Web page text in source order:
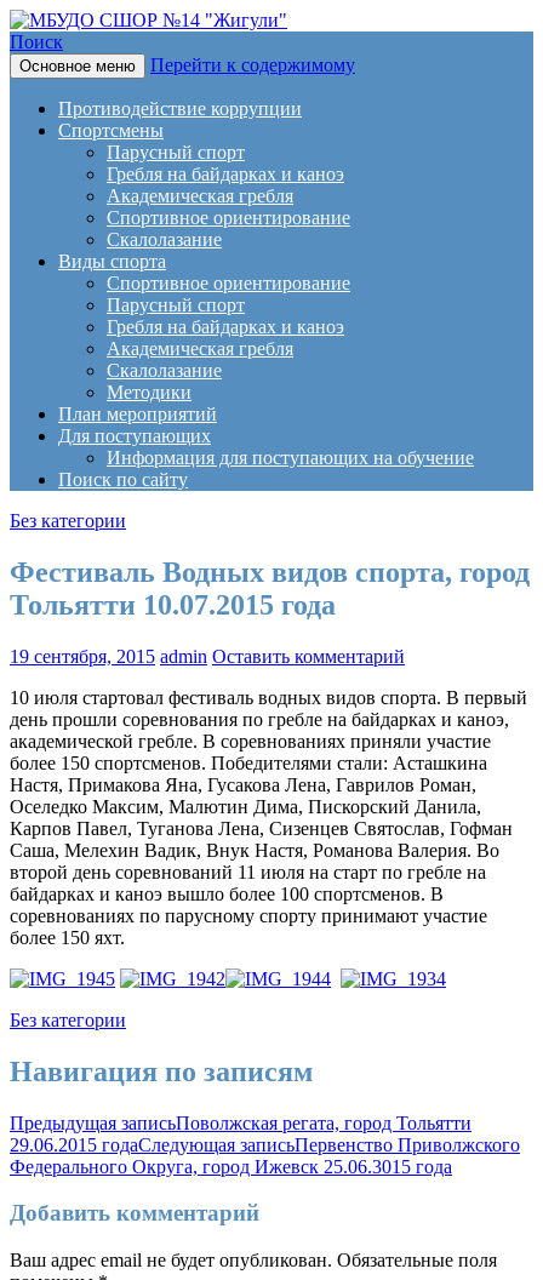
МБУДО СШОР №14
"Жигули"
Поиск
Основное меню Перейти к содержимому
Противодействие коррупции
Спортсмены
Парусный спорт
Гребля на байдарках и каноэ
Академическая гребля
Спортивное ориентирование
Скалолазание
Виды спорта
Спортивное ориентирование
Парусный спорт
Гребля на байдарках и каноэ
Академическая гребля
Скалолазание
Методики
План мероприятий
Для поступающих
Информация для поступающих на обучение
Поиск по сайту
Без категории
Фестиваль Водных видов спорта, город
Тольятти 10.07.2015 года
19 сентября, 2015 admin Оставить комментарий
10 июля стартовал фестиваль водных видов спорта. В первый
день прошли соревнования по гребле на байдарках и каноэ,
академической гребле. В соревнованиях приняли участие
более 150 спортсменов. Победителями стали: Асташкина
Настя, Примакова Яна, Гусакова Лена, Гаврилов Роман,
Оселедко Максим, Малютин Дима, Пискорский Данила,
Карпов Павел, Туганова Лена, Сизенцев Святослав, Гофман
Саша, Мелехин Вадик, Внук Настя, Романова Валерия. Во
второй день соревнований 11 июля на старт по гребле на
байдарках и каноэ вышло более 100 спортсменов. В
соревнованиях по парусному спорту принимают участие
более 150 яхт.
Без категории
Навигация по записям
Предыдущая записьПоволжская регата, город Тольятти
29.06.2015 годаСледующая записьПервенство Приволжского
Федерального Округа, город Ижевск 25.06.3015 года
Добавить комментарий
Ваш адрес email не будет опубликован. Обязательные поля